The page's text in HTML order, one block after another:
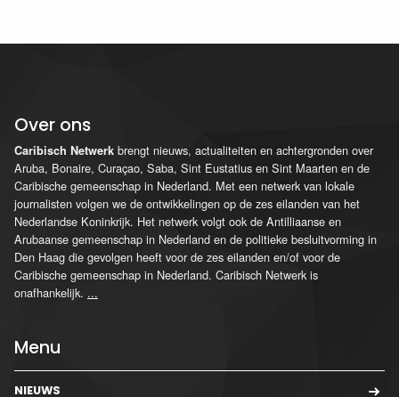
Over ons
Caribisch Netwerk brengt nieuws, actualiteiten en achtergronden over
Aruba, Bonaire, Curaçao, Saba, Sint Eustatius en Sint Maarten en de
Caribische gemeenschap in Nederland. Met een netwerk van lokale
journalisten volgen we de ontwikkelingen op de zes eilanden van het
Nederlandse Koninkrijk. Het netwerk volgt ook de Antilliaanse en
Arubaanse gemeenschap in Nederland en de politieke besluitvorming in
Den Haag die gevolgen heeft voor de zes eilanden en/of voor de
Caribische gemeenschap in Nederland. Caribisch Netwerk is
onafhankelijk. ...
Menu
NIEUWS